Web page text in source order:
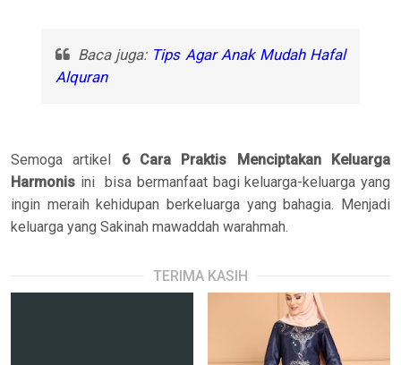
Baca juga: Tips Agar Anak Mudah Hafal
Alquran
Semoga artikel 6 Cara Praktis Menciptakan Keluarga
Harmonis ini bisa bermanfaat bagi keluarga-keluarga yang
ingin meraih kehidupan berkeluarga yang bahagia. Menjadi
keluarga yang Sakinah mawaddah warahmah.
TERIMA KASIH